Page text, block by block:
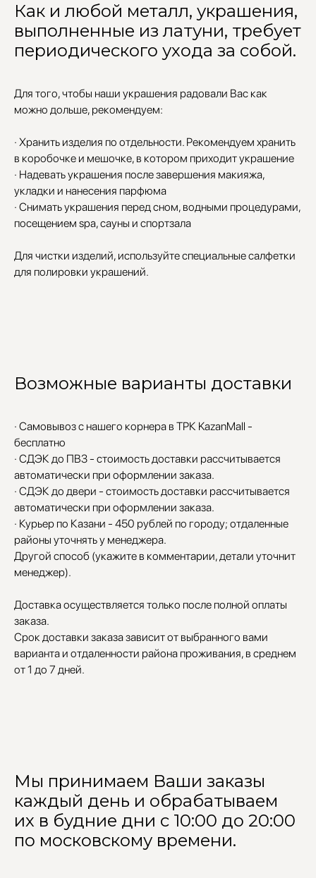
Как и любой металл, украшения,
выполненные из латуни, требует
периодического ухода за собой.
Для того, чтобы наши украшения радовали Вас как
можно дольше, рекомендуем:
· Хранить изделия по отдельности. Рекомендуем хранить
в коробочке и мешочке, в котором приходит украшение
· Надевать украшения после завершения макияжа,
укладки и нанесения парфюма
· Снимать украшения перед сном, водными процедурами,
посещением spa, сауны и спортзала
Для чистки изделий, используйте специальные салфетки
для полировки украшений.
Возможные варианты доставки
· Самовывоз с нашего корнера в ТРК KazanMall -
бесплатно
· СДЭК до ПВЗ - стоимость доставки рассчитывается
автоматически при оформлении заказа.
· СДЭК до двери - стоимость доставки рассчитывается
автоматически при оформлении заказа.
· Курьер по Казани - 450 рублей по городу; отдаленные
районы уточнять у менеджера.
Другой способ (укажите в комментарии, детали уточнит
менеджер).
Доставка осуществляется только после полной оплаты
заказа.
Срок доставки заказа зависит от выбранного вами
варианта и отдаленности района проживания, в среднем
от 1 до 7 дней.
Мы принимаем Ваши заказы
каждый день и обрабатываем
их в будние дни с 10:00 до 20:00
по московскому времени.